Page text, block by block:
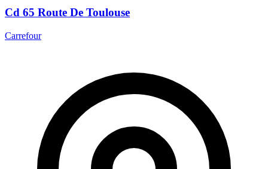
Cd 65 Route De Toulouse
Carrefour